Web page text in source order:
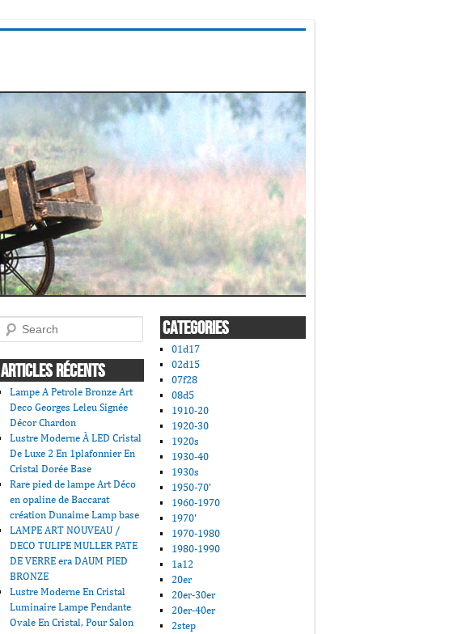
Search
ARTICLES RÉCENTS
Lampe A Petrole Bronze Art
Deco Georges Leleu Signée
Décor Chardon
Lustre Moderne À LED Cristal
De Luxe 2 En 1plafonnier En
Cristal Dorée Base
Rare pied de lampe Art Déco
en opaline de Baccarat
création Dunaime Lamp base
LAMPE ART NOUVEAU /
DECO TULIPE MULLER PATE
DE VERRE era DAUM PIED
BRONZE
Lustre Moderne En Cristal
Luminaire Lampe Pendante
Ovale En Cristal, Pour Salon
CATEGORIES
01d17
02d15
07f28
08d5
1910-20
1920-30
1920s
1930-40
1930s
1950-70'
1960-1970
1970'
1970-1980
1980-1990
1a12
20er
20er-30er
20er-40er
2step